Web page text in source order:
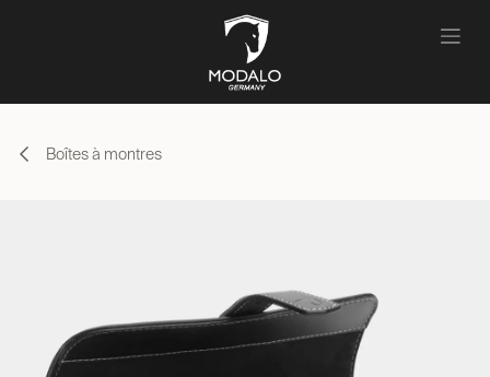
Boîtes à montres